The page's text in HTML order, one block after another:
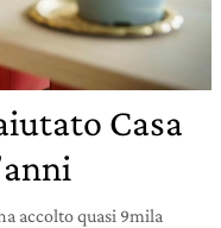
Casa
accolto quasi 9mila